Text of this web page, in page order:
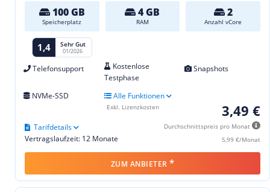
100 GB
Speicherplatz
4 GB
RAM
2
Anzahl vCore
1,4 Sehr Gut
01/2026
Telefonsupport
Kostenlose
Testphase
Snapshots
NVMe-SSD Alle Funktionen
3,49 €
Durchschnittspreis pro Monat
5,99 €/Monat
Vertragslaufzeit: 12 Monate
Tarifdetails
Exkl. Lizenzkosten
ZUM ANBIETER *